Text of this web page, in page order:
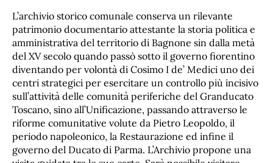
L’archivio storico comunale conserva un rilevante
patrimonio documentario attestante la storia politica e
amministrativa del territorio di Bagnone sin dalla metà
del XV secolo quando passò sotto il governo fiorentino
diventando per volontà di Cosimo I de’ Medici uno dei
centri strategici per esercitare un controllo più incisivo
sull’attività delle comunità periferiche del Granducato
Toscano, sino all’Unificazione, passando attraverso le
riforme comunitative volute da Pietro Leopoldo, il
periodo napoleonico, la Restaurazione ed infine il
governo del Ducato di Parma. L’Archivio propone una